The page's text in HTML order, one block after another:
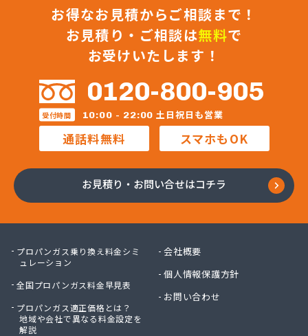
山部石油店
狩場ガス住機株式会社
緒方瓦斯店
小原プロパン
小川商店
昭和電工株式会社熊本ガスセンター
松村石油ガス商会
松島プロパンガス株式会社
上竹プロパン
城南プロパンガス商会
人吉木炭株式会社
西吉美商店
西島燃料店
西部ガスエネルギー株式会社 熊本支店
川口ガス設備
お得なお見積からご相談まで！
お見積り・ご相談は無料で
お受けいたします！
0120-800-905
受付時間 10:00 - 22:00 土日祝日も営業
通話料無料 スマホもOK
お見積り・お問い合せはコチラ
プロパンガス乗り換え料金シミ
ュレーション
全国プロパンガス料金早見表
プロパンガス適正価格とは？
地域や会社で異なる料金設定を
解説
会社概要
個人情報保護方針
お問い合わせ